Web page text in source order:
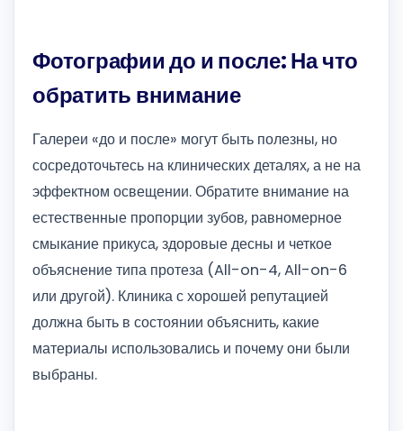
Фотографии до и после: На что
обратить внимание
Галереи «до и после» могут быть полезны, но
сосредоточьтесь на клинических деталях, а не на
эффектном освещении. Обратите внимание на
естественные пропорции зубов, равномерное
смыкание прикуса, здоровые десны и четкое
объяснение типа протеза (All-on-4, All-on-6
или другой). Клиника с хорошей репутацией
должна быть в состоянии объяснить, какие
материалы использовались и почему они были
выбраны.